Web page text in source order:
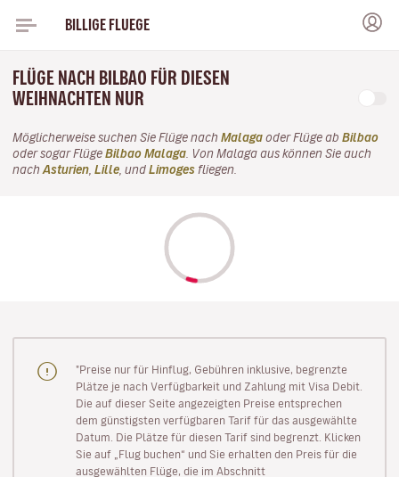
BILLIGE FLUEGE
FLÜGE NACH BILBAO FÜR DIESEN
WEIHNACHTEN NUR
Möglicherweise suchen Sie Flüge nach Malaga oder Flüge ab Bilbao
oder sogar Flüge Bilbao Malaga . Von Malaga aus können Sie auch
nach Asturien Lille , und Limoges fliegen.
"Preise nur für Hinflug, Gebühren inklusive, begrenzte
Plätze je nach Verfügbarkeit und Zahlung mit Visa Debit.
Die auf dieser Seite angezeigten Preise entsprechen
dem günstigsten verfügbaren Tarif für das ausgewählte
Datum. Die Plätze für diesen Tarif sind begrenzt. Klicken
Sie auf „Flug buchen“ und Sie erhalten den Preis für die
ausgewählten Flüge, die im Abschnitt